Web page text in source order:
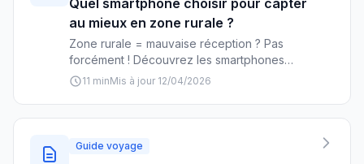
Quel smartphone choisir pour capter
au mieux en zone rurale ?
Zone rurale = mauvaise réception ? Pas
forcément ! Découvrez les smartphones
optimisés pour capter au mieux en campagne
11 minMis à jour 12/04/2026
Guide voyage